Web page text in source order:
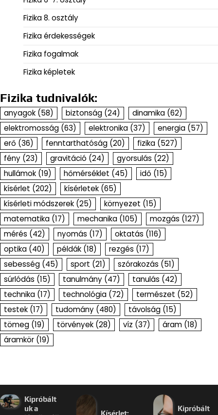
Fizika 8. osztály
Fizika érdekességek
Fizika fogalmak
Fizika képletek
Fizika tudnivalók:
anyagok (58) biztonság (24) dinamika (62)
elektromosság (63) elektronika (37) energia (57)
erő (36) fenntarthatóság (20) fizika (527)
fény (23) gravitáció (24) gyorsulás (22)
hullámok (19) hőmérséklet (45) idő (15)
kísérlet (202) kísérletek (65)
kísérleti módszerek (25) környezet (15)
matematika (17) mechanika (105) mozgás (127)
mérés (42) nyomás (17) oktatás (116)
optika (40) példák (18) rezgés (17)
sebesség (45) sport (21) szórakozás (51)
súrlódás (15) tanulmány (47) tanulás (42)
technika (17) technológia (72) természet (52)
testek (17) tudomány (480) távolság (15)
tömeg (19) törvények (28) víz (37) áram (18)
áramkör (19)
Kipróbált
uk a
Kísérlet:
Kipróbált